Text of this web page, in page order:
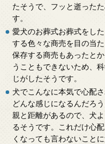
たそうで、フッと逝った
す。
愛犬のお葬式お葬式をし
する色々な商売を目の当
保存する商売もあったと
うこともできないため、
じがしたそうです。
犬でこんなに本気で心配
どんな感じになるんだろ
親と距離があるので、犬
るそうです。これだけ心
くなっても言わないこと